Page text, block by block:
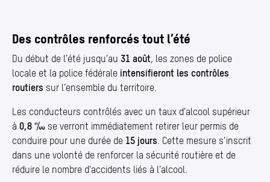
Des contrôles renforcés tout l’été
Du début de l’été jusqu’au 31 août, les zones de police
locale et la police fédérale intensifieront les contrôles
routiers sur l’ensemble du territoire.
Les conducteurs contrôlés avec un taux d’alcool supérieur
à 0,8 ‰ se verront immédiatement retirer leur permis de
conduire pour une durée de 15 jours . Cette mesure s’inscrit
dans une volonté de renforcer la sécurité routière et de
réduire le nombre d’accidents liés à l’alcool.